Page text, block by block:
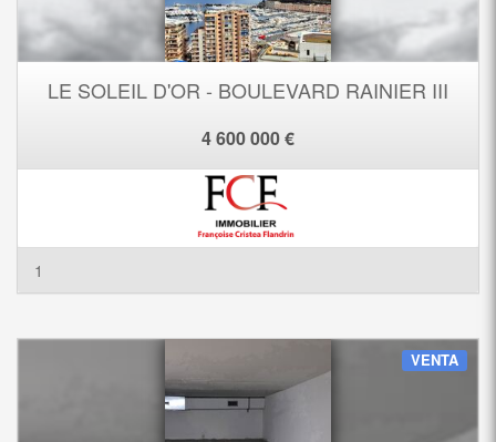
LE SOLEIL D'OR - BOULEVARD RAINIER III
4 600 000 €
1
VENTA